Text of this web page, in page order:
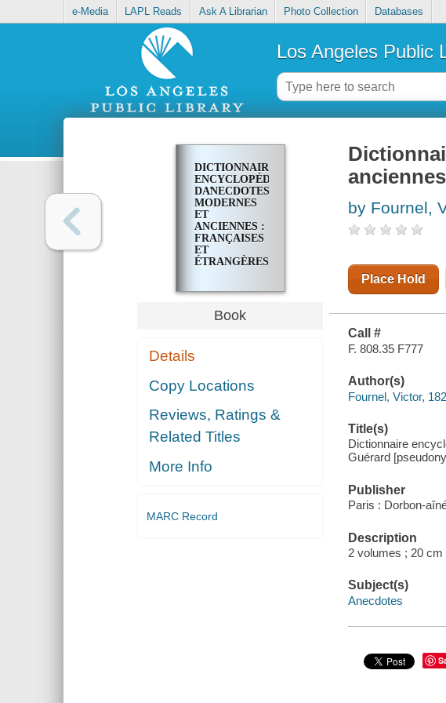
e-Media LAPL Reads Ask A Librarian Photo Collection Databases
Los Angeles Public
DICTIONNAIRE
ENCYCLOPÉDIQUE
DA̕NECDOTES
MODERNES
ET
ANCIENNES :
FRANÇAISES
ET
ÉTRANGÈRES
Book
Details
Copy Locations
Reviews, Ratings &
Related Titles
More Info
MARC Record
by Fournel,
Place Hold
Call #
F. 808.35 F777
Author(s)
Fournel, Victor,
Title(s)
Dictionnaire
Guérard
Publisher
Paris : Dorbon-
Description
2 volumes ; 20 cm
Subject(s)
Anecdotes